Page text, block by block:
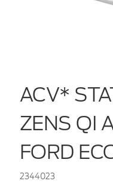
ACV*
ZENS QI
FORD
2344023